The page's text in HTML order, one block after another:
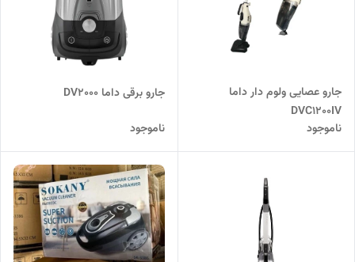
جارو عصایی ولوم دار داما
DVC1200IV
ناموجود
جارو برقی داما DV2000
ناموجود